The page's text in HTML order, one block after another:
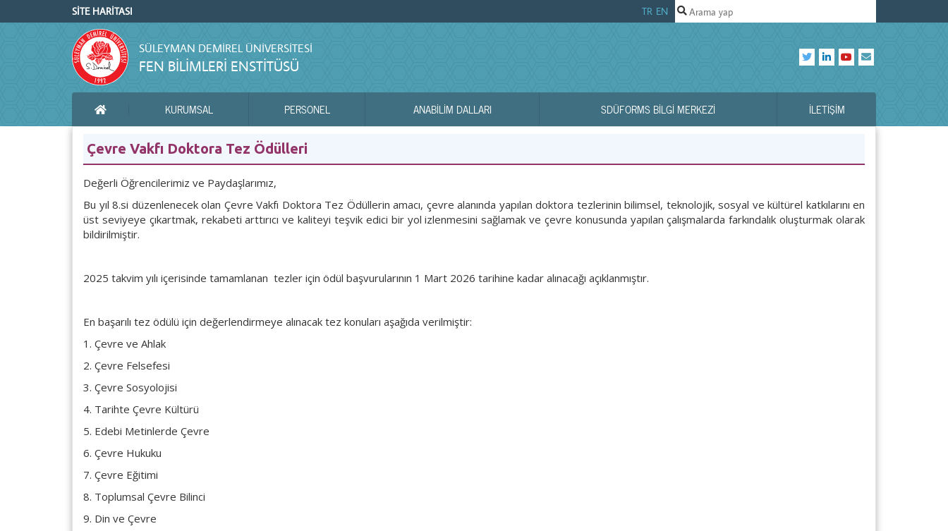
SİTE HARİTASI TR EN
SÜLEYMAN DEMIREL ÜNIVERSITESI
FEN BİLİMLERİ ENSTİTÜSÜ
KURUMSAL PERSONEL ANABİLİM DALLARI SDÜFORMS BILGI MERKEZI İLETIŞIM
Çevre Vakfı Doktora Tez Ödülleri
Değerli Öğrencilerimiz ve Paydaşlarımız,
Bu yıl 8.si düzenlenecek olan Çevre Vakfı Doktora Tez Ödüllerin amacı, çevre alanında yapılan doktora tezlerinin bilimsel, teknolojik, sosyal ve kültürel katkılarını en
üst seviyeye çıkartmak, rekabeti arttırıcı ve kaliteyi teşvik edici bir yol izlenmesini sağlamak ve çevre konusunda yapılan çalışmalarda farkındalık oluşturmak olarak
bildirilmiştir.
2025 takvim yılı içerisinde tamamlanan tezler için ödül başvurularının 1 Mart 2026 tarihine kadar alınacağı açıklanmıştır.
En başarılı tez ödülü için değerlendirmeye alınacak tez konuları aşağıda verilmiştir:
1. Çevre ve Ahlak
2. Çevre Felsefesi
3. Çevre Sosyolojisi
4. Tarihte Çevre Kültürü
5. Edebi Metinlerde Çevre
6. Çevre Hukuku
7. Çevre Eğitimi
8. Toplumsal Çevre Bilinci
9. Din ve Çevre